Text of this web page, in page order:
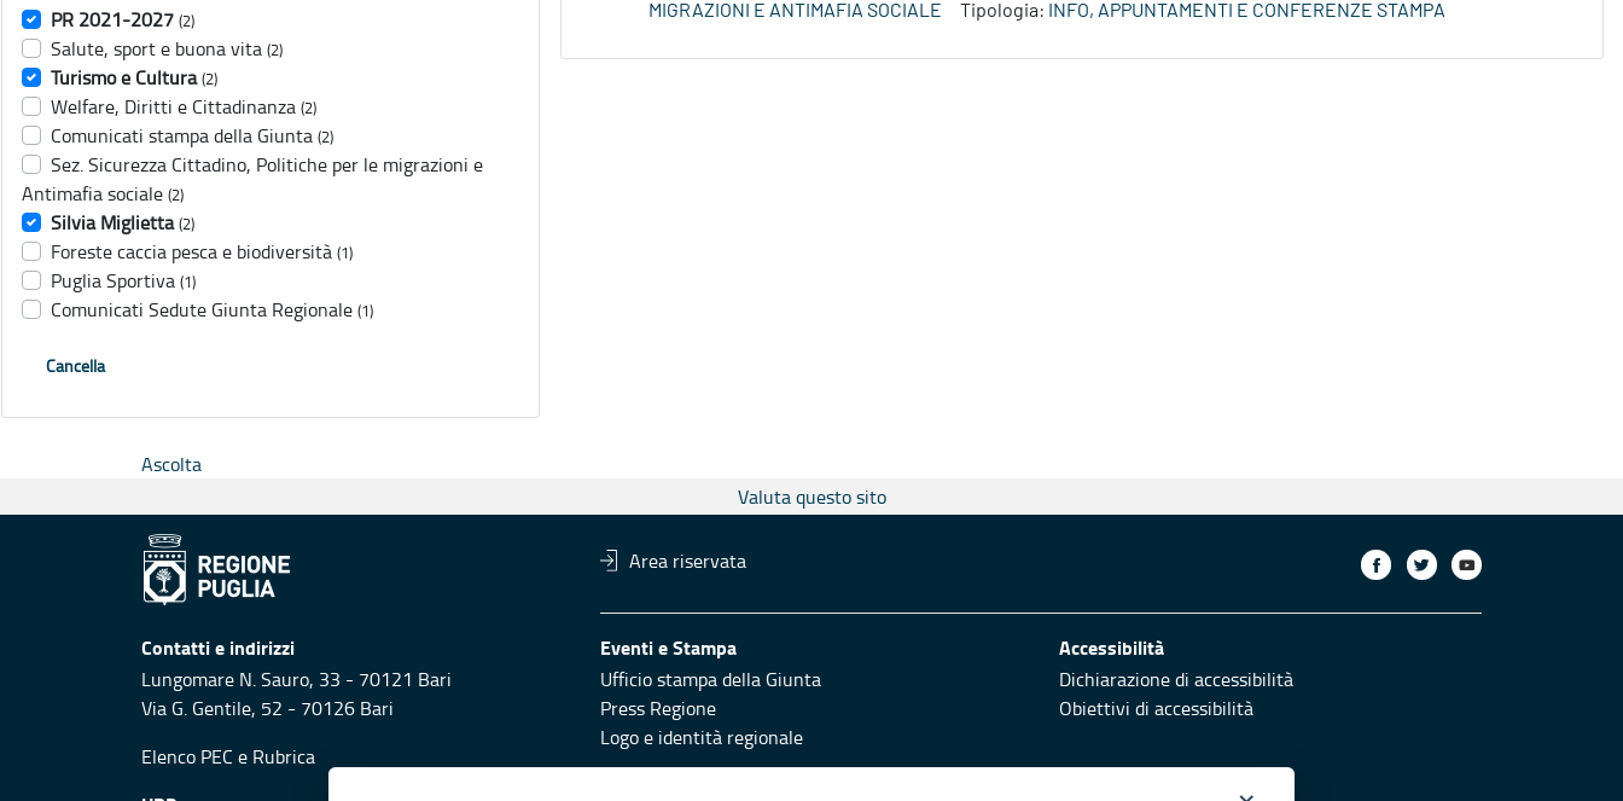
PR 2021-2027 (2)
Salute, sport e buona vita (2)
Turismo e Cultura (2)
Welfare, Diritti e Cittadinanza (2)
Comunicati stampa della Giunta (2)
Sez. Sicurezza Cittadino, Politiche per le migrazioni e
Antimafia sociale (2)
Silvia Miglietta (2)
Foreste caccia pesca e biodiversità (1)
Puglia Sportiva (1)
Comunicati Sedute Giunta Regionale (1)
Cancella
MIGRAZIONI E ANTIMAFIA SOCIALE
Tipologia: INFO, APPUNTAMENTI E CONFERENZE STAMPA
Ascolta
Valuta questo sito
Area riservata
Contatti e indirizzi
Lungomare N. Sauro, 33 - 70121 Bari
Via G. Gentile, 52 - 70126 Bari
Elenco PEC e Rubrica
Eventi e Stampa
Ufficio stampa della Giunta
Press Regione
Logo e identità regionale
Accessibilità
Dichiarazione di accessibilità
Obiettivi di accessibilità